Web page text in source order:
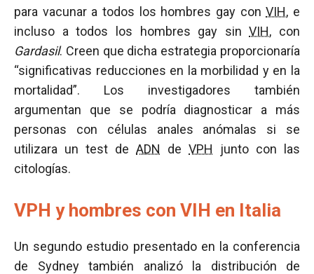
para vacunar a todos los hombres gay conVIH, e
incluso a todos los hombres gay sinVIH, con
Gardasil. Creen que dicha estrategia proporcionaría
“significativas reducciones en la morbilidad y en la
mortalidad”. Los investigadores también
argumentan que se podría diagnosticar a más
personas con células anales anómalas si se
utilizara un test de ADN de VPH junto con las
citologías.
VPH y hombres con VIH en Italia
Un segundo estudio presentado en la conferencia
de Sydney también analizó la distribución de